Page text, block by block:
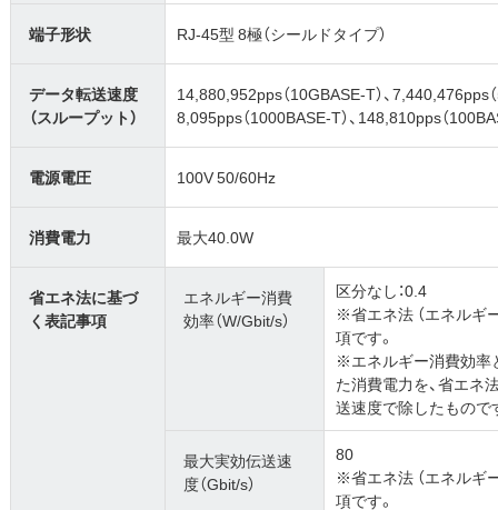
端子形状 RJ-45型 8極（シールドタイプ）
データ転送速度
（スループット）
14,880,952pps（10GBASE-T）、7,440,476pps
8,095pps（1000BASE-T）、148,810pps（
電源電圧 100V 50/60Hz
消費電力 最大40.0W
省エネ法に基づ
く表記事項
エネルギー消費
効率（W/Gbit/s）
区分なし：0.4
※省エネ法 （エネルギ
項です。
※エネルギー消費効率
た消費電力を、省エネ
送速度で除したもので
最大実効伝送速
度（Gbit/s）
80
※省エネ法 （エネルギ
項です。